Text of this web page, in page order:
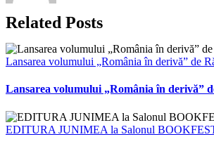
Related Posts
Lansarea volumului „România în derivă” de
Lansarea volumului „România în derivă”
EDITURA JUNIMEA la Salonul